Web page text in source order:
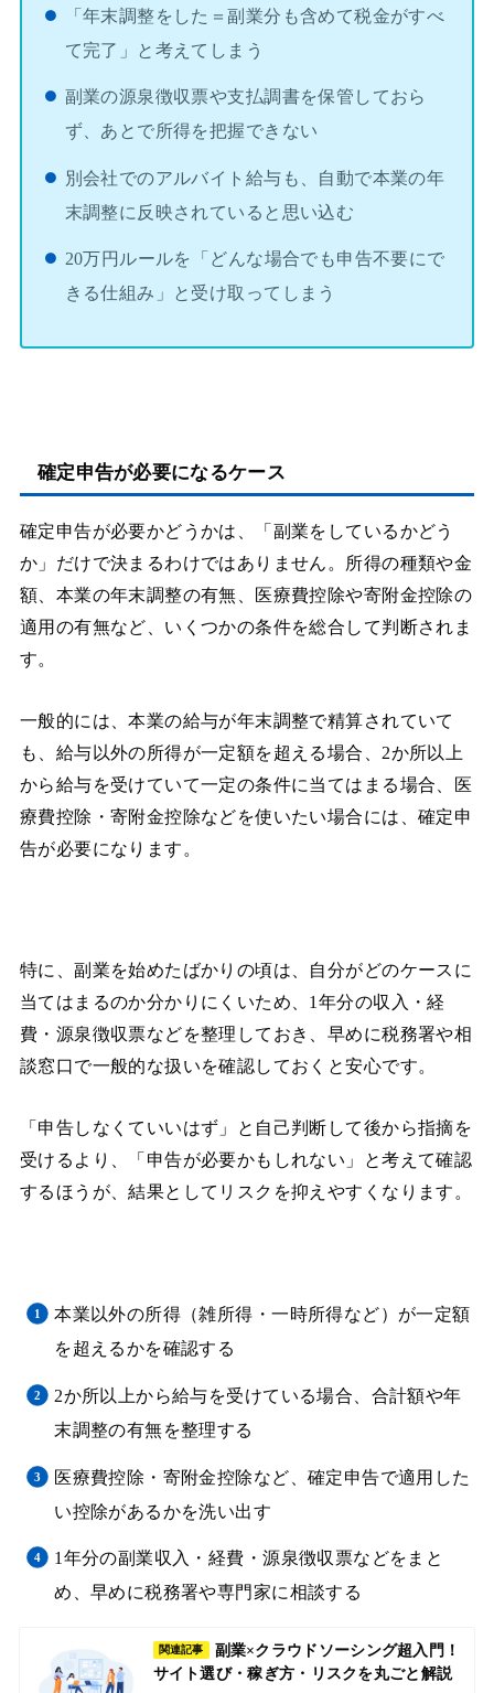
「年末調整をした＝副業分も含めて税金がすべ
て完了」と考えてしまう
副業の源泉徴収票や支払調書を保管しておら
ず、あとで所得を把握できない
別会社でのアルバイト給与も、自動で本業の年
末調整に反映されていると思い込む
20万円ルールを「どんな場合でも申告不要にで
きる仕組み」と受け取ってしまう
確定申告が必要になるケース
確定申告が必要かどうかは、「副業をしているかどう
か」だけで決まるわけではありません。所得の種類や金
額、本業の年末調整の有無、医療費控除や寄附金控除の
適用の有無など、いくつかの条件を総合して判断されま
す。
一般的には、本業の給与が年末調整で精算されていて
も、給与以外の所得が一定額を超える場合、2か所以上
から給与を受けていて一定の条件に当てはまる場合、医
療費控除・寄附金控除などを使いたい場合には、確定申
告が必要になります。
特に、副業を始めたばかりの頃は、自分がどのケースに
当てはまるのか分かりにくいため、1年分の収入・経
費・源泉徴収票などを整理しておき、早めに税務署や相
談窓口で一般的な扱いを確認しておくと安心です。
「申告しなくていいはず」と自己判断して後から指摘を
受けるより、「申告が必要かもしれない」と考えて確認
するほうが、結果としてリスクを抑えやすくなります。
本業以外の所得（雑所得・一時所得など）が一定額
を超えるかを確認する
2か所以上から給与を受けている場合、合計額や年
末調整の有無を整理する
医療費控除・寄附金控除など、確定申告で適用した
い控除があるかを洗い出す
1年分の副業収入・経費・源泉徴収票などをまと
め、早めに税務署や専門家に相談する
関連記事
副業×クラウドソーシング超入門！
サイト選び・稼ぎ方・リスクを丸ごと解説